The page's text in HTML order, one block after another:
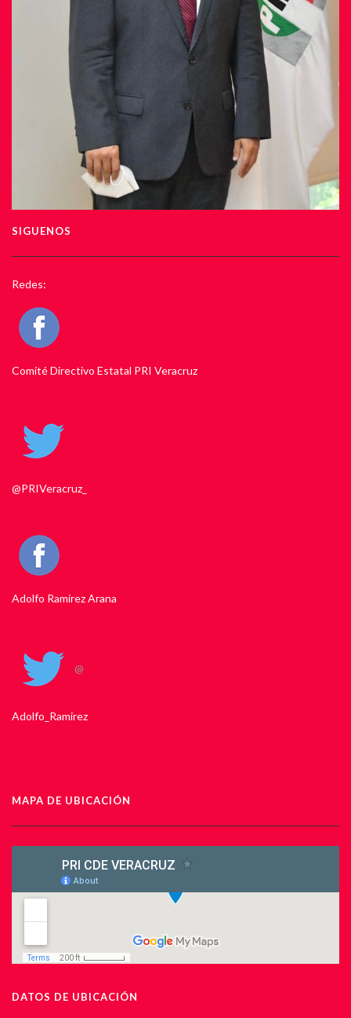
SIGUENOS
Redes:
Comité Directivo Estatal PRI Veracruz
@PRIVeracruz_
Adolfo Ramirez Arana
@
Adolfo_Ramirez
MAPA DE UBICACIÓN
DATOS DE UBICACIÓN